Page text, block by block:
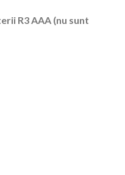
R3 AAA (nu sunt